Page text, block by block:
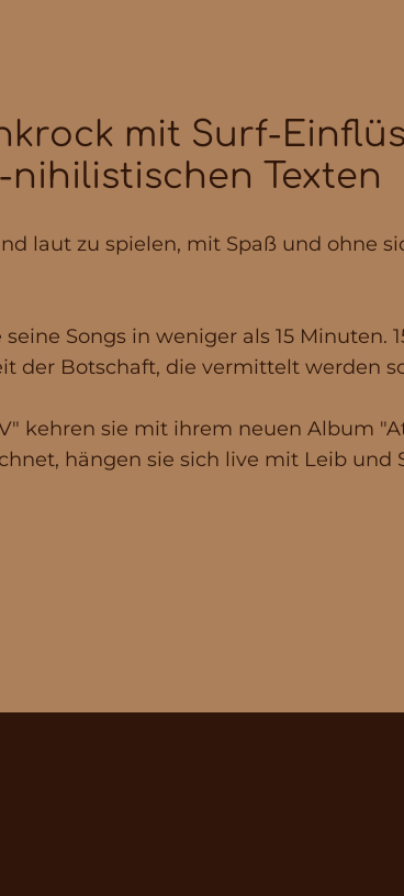
mit Surf-
Texten
laut zu spielen, mit Spaß und ohne
Songs in weniger als 15 Minuten.
der Botschaft, die vermittelt werden
kehren sie mit ihrem neuen Album
hängen sie sich live mit Leib und